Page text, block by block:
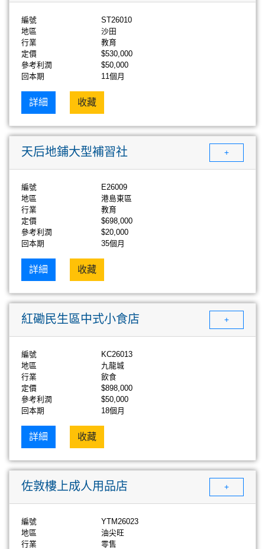
編號
ST26010
地區
沙田
行業
教育
定價
$530,000
參考利潤
$50,000
回本期
11個月
詳細 收藏
天后地鋪大型補習社 +
編號
E26009
地區
港島東區
行業
教育
定價
$698,000
參考利潤
$20,000
回本期
35個月
詳細 收藏
紅磡民生區中式小食店 +
編號
KC26013
地區
九龍城
行業
飲食
定價
$898,000
參考利潤
$50,000
回本期
18個月
詳細 收藏
佐敦樓上成人用品店 +
編號
YTM26023
地區
油尖旺
行業
零售